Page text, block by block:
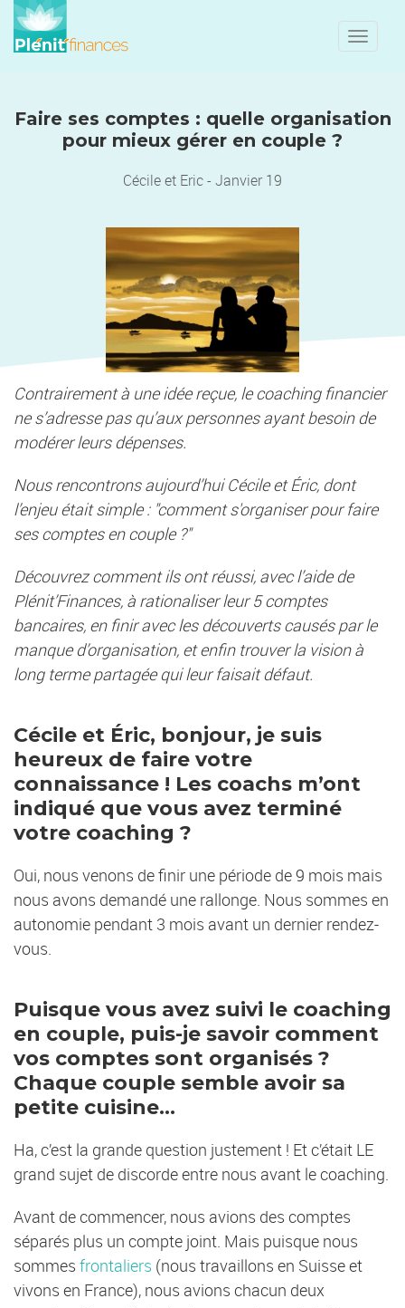
Toggle
Faire ses comptes : quelle organisation
pour mieux gérer en couple ?
Cécile et Eric - Janvier 19
Contrairement à une idée reçue, le coaching financier
ne s’adresse pas qu’aux personnes ayant besoin de
modérer leurs dépenses.
Nous rencontrons aujourd’hui Cécile et Éric, dont
l’enjeu était simple : "comment s'organiser pour faire
ses comptes en couple ?"
Découvrez comment ils ont réussi, avec l’aide de
Plénit’Finances, à rationaliser leur 5 comptes
bancaires, en finir avec les découverts causés par le
manque d’organisation, et enfin trouver la vision à
long terme partagée qui leur faisait défaut.
Cécile et Éric, bonjour, je suis
heureux de faire votre
connaissance ! Les coachs m’ont
indiqué que vous avez terminé
votre coaching ?
Oui, nous venons de finir une période de 9 mois mais
nous avons demandé une rallonge. Nous sommes en
autonomie pendant 3 mois avant un dernier rendez-
vous.
Puisque vous avez suivi le coaching
en couple, puis-je savoir comment
vos comptes sont organisés ?
Chaque couple semble avoir sa
petite cuisine...
Ha, c’est la grande question justement ! Et c’était LE
grand sujet de discorde entre nous avant le coaching.
Avant de commencer, nous avions des comptes
séparés plus un compte joint. Mais puisque nous
sommes frontaliers (nous travaillons en Suisse et
vivons en France), nous avions chacun deux